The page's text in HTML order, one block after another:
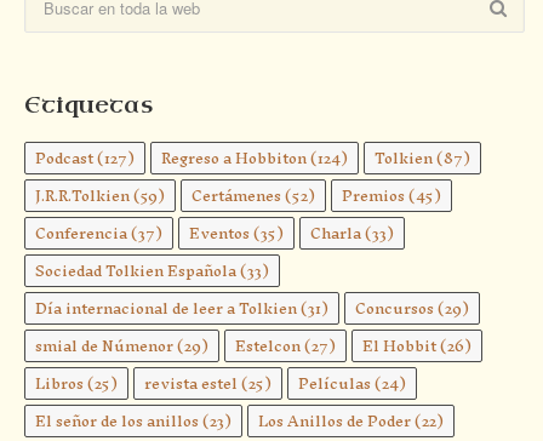
Etiquetas
Podcast(127) Regreso a Hobbiton(124) Tolkien(87)
J.R.R.Tolkien(59) Certámenes(52) Premios(45)
Conferencia(37) Eventos(35) Charla(33)
Sociedad Tolkien Española(33)
Día internacional de leer a Tolkien(31) Concursos(29)
smial de Númenor(29) Estelcon(27) El Hobbit(26)
Libros(25) revista estel(25) Películas(24)
El señor de los anillos(23) Los Anillos de Poder(22)